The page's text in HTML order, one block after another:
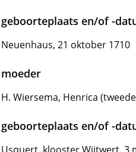
geboorteplaats en/of -
Neuenhaus, 21 oktober 1710
moeder
H. Wiersema, Henrica
geboorteplaats en/of -